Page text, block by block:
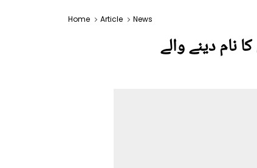
Home Article News
دینے والے